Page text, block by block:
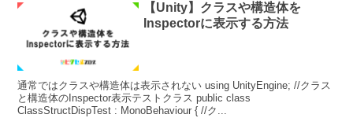
【Unity】クラスや構造体を
Inspectorに表示する方法
通常ではクラスや構造体は表示されない using UnityEngine; //クラス
と構造体のInspector表示テストクラス public class
ClassStructDispTest : MonoBehaviour { //ク...